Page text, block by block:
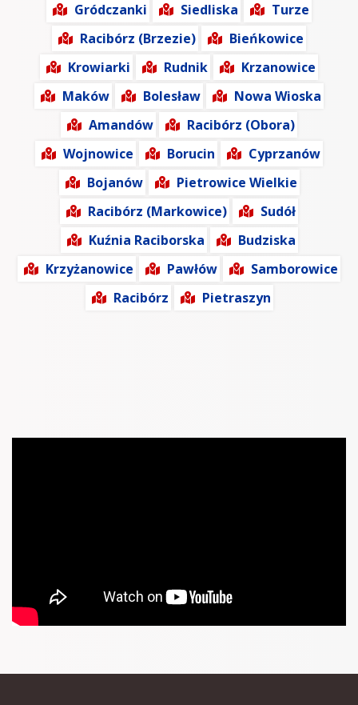
Gródczanki
Siedliska
Turze
Racibórz (Brzezie)
Bieńkowice
Krowiarki
Rudnik
Krzanowice
Maków
Bolesław
Nowa Wioska
Amandów
Racibórz (Obora)
Wojnowice
Borucin
Cyprzanów
Bojanów
Pietrowice Wielkie
Racibórz (Markowice)
Sudół
Kuźnia Raciborska
Budziska
Krzyżanowice
Pawłów
Samborowice
Racibórz
Pietraszyn